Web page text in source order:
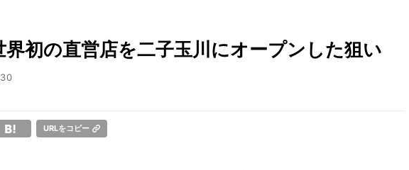
初の直営店を二子玉川にオープンした狙い
URLをコピー